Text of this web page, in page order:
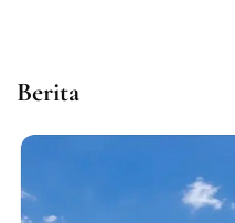
supermarket. Sebagai
Tinggidi China, produknya
negara dan wilayah
Jepang, Inggris, Spanyol,
Berita